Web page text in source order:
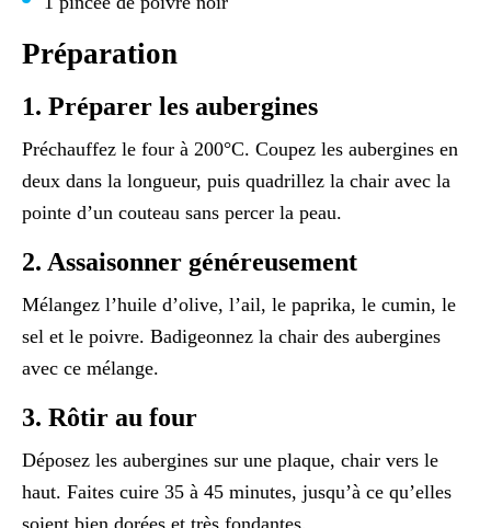
Préparation
1. Préparer les aubergines
Préchauffez le four à 200°C. Coupez les aubergines en
deux dans la longueur, puis quadrillez la chair avec la
pointe d’un couteau sans percer la peau.
2. Assaisonner généreusement
Mélangez l’huile d’olive, l’ail, le paprika, le cumin, le
sel et le poivre. Badigeonnez la chair des aubergines
avec ce mélange.
3. Rôtir au four
Déposez les aubergines sur une plaque, chair vers le
haut. Faites cuire 35 à 45 minutes, jusqu’à ce qu’elles
soient bien dorées et très fondantes.